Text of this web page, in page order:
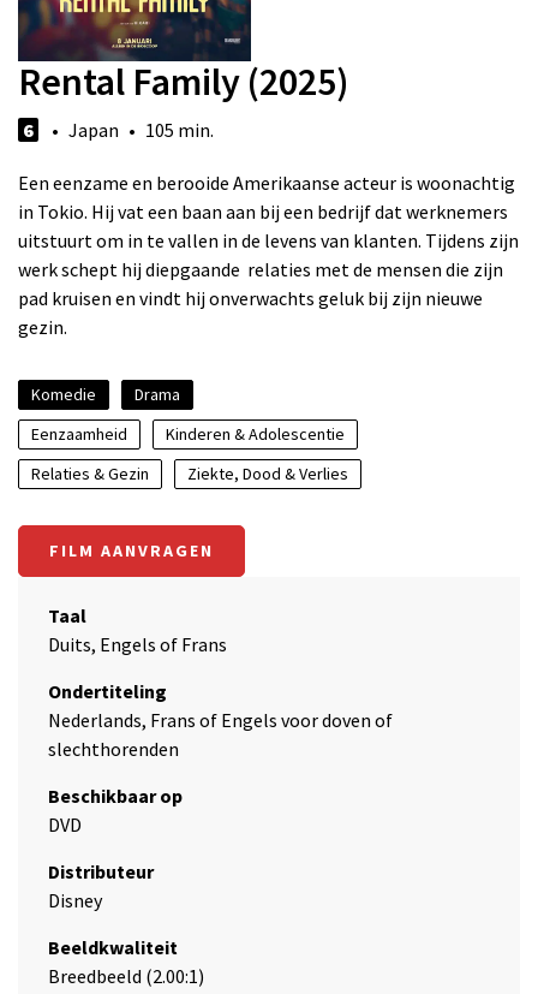
Rental Family (2025)
6 • Japan • 105 min.
Een eenzame en berooide Amerikaanse acteur is woonachtig
in Tokio. Hij vat een baan aan bij een bedrijf dat werknemers
uitstuurt om in te vallen in de levens van klanten. Tijdens zijn
werk schept hij diepgaande relaties met de mensen die zijn
pad kruisen en vindt hij onverwachts geluk bij zijn nieuwe
gezin.
Komedie
Drama
Eenzaamheid
Kinderen & Adolescentie
Relaties & Gezin
Ziekte, Dood & Verlies
FILM AANVRAGEN
Taal
Duits, Engels of Frans
Ondertiteling
Nederlands, Frans of Engels voor doven of
slechthorenden
Beschikbaar op
DVD
Distributeur
Disney
Beeldkwaliteit
Breedbeeld (2.00:1)